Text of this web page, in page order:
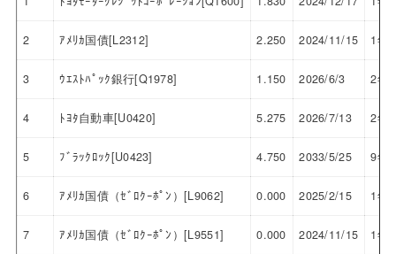
2 ｱﾒﾘｶ国債[L2312] 2.250 2024/11/15 1年
3 ｳｴｽﾄﾊﾟｯｸ銀行[Q1978] 1.150 2026/6/3 2年
4 ﾄﾖﾀ自動車[U0420] 5.275 2026/7/13 2年
5 ﾌﾞﾗｯｸﾛｯｸ[U0423] 4.750 2033/5/25 9年
6 ｱﾒﾘｶ国債（ｾﾞﾛｸｰﾎﾟﾝ）[L9062] 0.000 2025/2/15 1年
7 ｱﾒﾘｶ国債（ｾﾞﾛｸｰﾎﾟﾝ）[L9551] 0.000 2024/11/15 1年